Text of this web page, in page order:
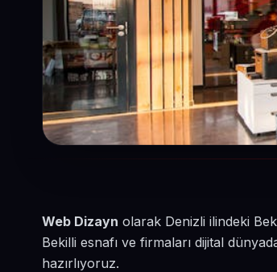
Web Dizayn olarak Denizli ilindeki
Bekilli esnafı ve firmaları dijital
hazırlıyoruz.